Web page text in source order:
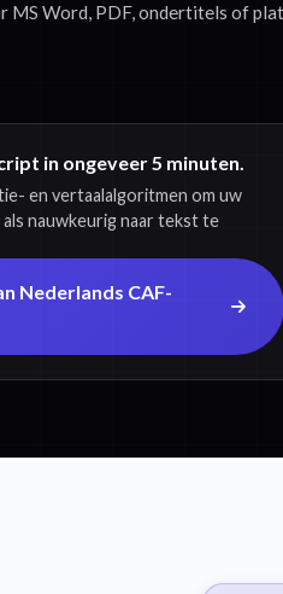
MS Word, PDF, ondertitels of
in ongeveer 5 minuten.
en vertaalalgoritmen om uw
nauwkeurig naar tekst te
Nederlands CAF-